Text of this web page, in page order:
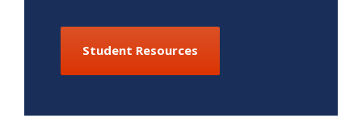
Student Resources